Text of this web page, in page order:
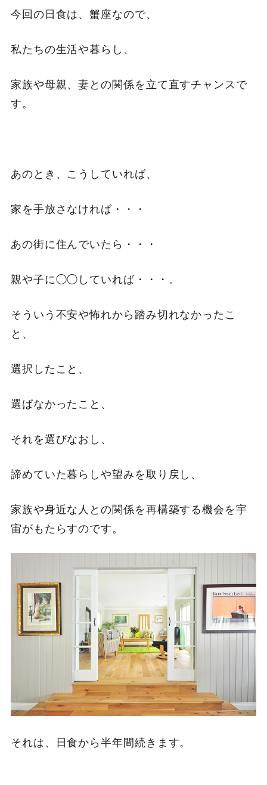
今回の日食は、蟹座なので、
私たちの生活や暮らし、
家族や母親、妻との関係を立て直すチャンスで
す。
あのとき、こうしていれば、
家を手放さなければ・・・
あの街に住んでいたら・・・
親や子に◯◯していれば・・・。
そういう不安や怖れから踏み切れなかったこ
と、
選択したこと、
選ばなかったこと、
それを選びなおし、
諦めていた暮らしや望みを取り戻し、
家族や身近な人との関係を再構築する機会を宇
宙がもたらすのです。
それは、日食から半年間続きます。